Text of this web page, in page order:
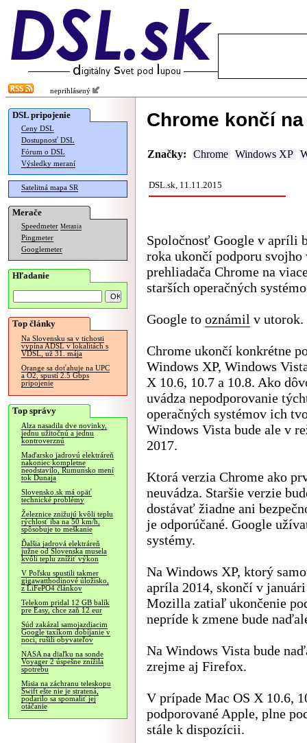
neprihlásený
DSL pripojenie
Ceny DSL
Dostupnosť DSL
Fórum o DSL
Výsledky meraní
Satelitná mapa SR
Merače
Speedmeter Merania
Pingmeter
Googlemeter
Hľadanie
Top články
Na Slovensku sa v tichosti
vypína ADSL v lokalitách s
VDSL, už 31. mája
Orange sa doťahuje na UPC
a O2, spustí 2.5 Gbps
pripojenie
Top správy
Alza nasadila dve novinky,
jednu užitočnú a jednu
kontroverznú
Maďarsko jadrovú elektráreň
nakoniec kompletne
neodstavilo, Rumunsko mení
tok Dunaja
Slovensko.sk má opäť
technické problémy
Železnice znižujú kvôli teplu
rýchlosť iba na 50 km/h,
spôsobuje to meškanie
Ďalšia jadrová elektráreň
južne od Slovenska musela
kvôli teplu znížiť výkon
V Poľsku spustili takmer
gigawatthodinové úložisko,
z LiFePO4 článkov
Telekom pridal 12 GB balík
pre Easy, chce zaň 12 eur
Súd zakázal samojazdiacim
Google taxíkom dobíjanie v
noci, rušili obyvateľov
NASA na diaľku na sonde
Voyager 2 úspešne znížila
spotrebu
Misia na záchranu teleskopu
Swift ešte nie je stratená,
podarilo sa spomaliť jej
otáčanie
Chrome končí
Značky: Chrome Windows XP
DSL.sk, 11.11.2015
Spoločnosť Google v apríli
roka ukončí podporu svojho
prehliadača Chrome na
starších operačných
Google to oznámil v utorok.
Chrome ukončí konkrétne
Windows XP, Windows
X 10.6, 10.7 a 10.8. Ako
uvádza nepodporovanie
operačných systémov ich
Windows Vista bude ale v
2017.
Ktorá verzia Chrome ako
neuvádza. Staršie verzie
dostávať žiadne ani
je odporúčané. Google
systémy.
Na Windows XP, ktorý
apríla 2014, skončí v
Mozilla zatiaľ ukončenie
nepríde k zmene bude
Na Windows Vista bude
zrejme aj Firefox.
V prípade Mac OS X 10.6,
podporované Apple, plne
stále k dispozícii.